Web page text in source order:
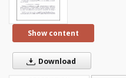
Show content
Download